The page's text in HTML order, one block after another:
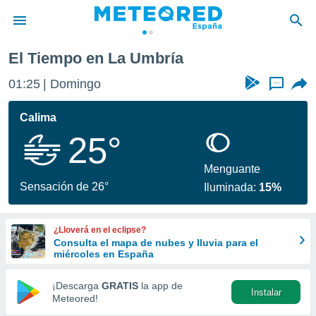
de
por
que se
calidad.
a este
las
y
forma
digital
basada
El Tiempo en La Umbría
01:25 Domingo ...
Calima
25°
Sensación de 26°
Menguante
Iluminada: 15%
¿Lloverá en el eclipse?
Consulta el mapa de nubes y lluvia para el
miércoles en España
¡Descarga GRATIS la app de
Meteored!
Instalar